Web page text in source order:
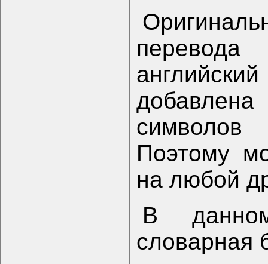
Поэтому
на любой
В
словарная